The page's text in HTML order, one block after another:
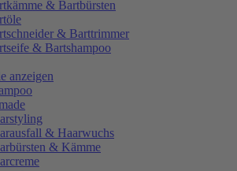
& Bartbürsten
& Barttrimmer
& Bartshampoo
anzeigen
& Haarwuchs
& Kämme